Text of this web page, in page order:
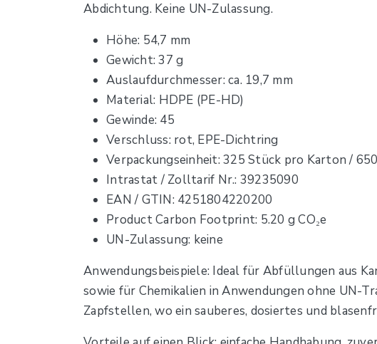
Abdichtung. Keine UN-Zulassung.
Höhe: 54,7 mm
Gewicht: 37 g
Auslaufdurchmesser: ca. 19,7 mm
Material: HDPE (PE-HD)
Gewinde: 45
Verschluss: rot, EPE-Dichtring
Verpackungseinheit: 325 Stück pro Karton /
Intrastat / Zolltarif Nr.: 39235090
EAN / GTIN: 4251804220200
Product Carbon Footprint: 5.20 g CO₂e
UN-Zulassung: keine
Anwendungsbeispiele: Ideal für Abfüllungen aus
sowie für Chemikalien in Anwendungen ohne
Zapfstellen, wo ein sauberes, dosiertes und